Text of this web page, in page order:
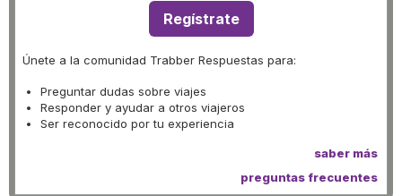
Regístrate
Únete a la comunidad Trabber Respuestas para:
Preguntar dudas sobre viajes
Responder y ayudar a otros viajeros
Ser reconocido por tu experiencia
saber más
preguntas frecuentes